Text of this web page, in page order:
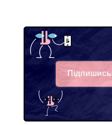
Telegram